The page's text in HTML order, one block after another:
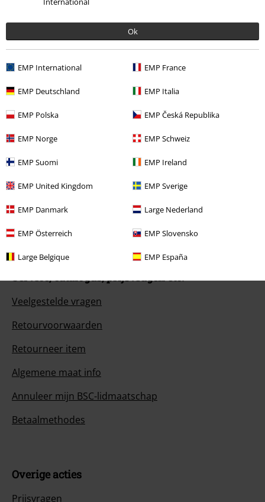
Ok
EMP International EMP France
EMP Deutschland EMP Italia
EMP Polska EMP Česká Republika
EMP Norge EMP Schweiz
EMP Suomi EMP Ireland
EMP United Kingdom EMP Sverige
EMP Danmark Large Nederland
EMP Österreich EMP Slovensko
Large Belgique EMP España
middags.Meer informatie
Begin chat
Service, catalogus, prijsvragen etc.
Retourvoorwaarden
Algemene maat info
Annuleer mijn BSC-lidmaatschap
Overige acties
Prijsvragen
Large Cadeaubonnen
ISIC Studentenkorting
EMP Backstage Club
Partnerprogramma's
Duurzaamheid